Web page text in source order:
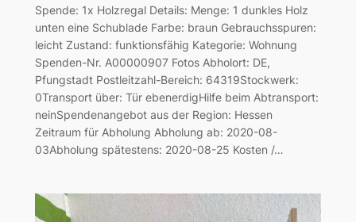
Spende: 1x Holzregal Details: Menge: 1 dunkles Holz
unten eine Schublade Farbe: braun Gebrauchsspuren:
leicht Zustand: funktionsfähig Kategorie: Wohnung
Spenden-Nr. A00000907 Fotos Abholort: DE,
Pfungstadt Postleitzahl-Bereich: 64319Stockwerk:
0Transport über: Tür ebenerdigHilfe beim Abtransport:
neinSpendenangebot aus der Region: Hessen
Zeitraum für Abholung Abholung ab: 2020-08-
03Abholung spätestens: 2020-08-25 Kosten /…